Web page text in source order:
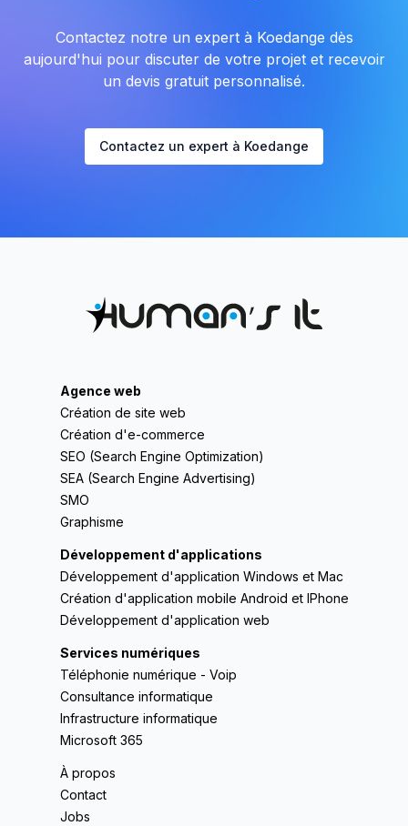
Contactez notre un expert à Koedange dès
aujourd'hui pour discuter de votre projet et recevoir
un devis gratuit personnalisé.
Contactez un expert à Koedange
Agence web
Création de site web
Création d'e-commerce
SEO (Search Engine Optimization)
SEA (Search Engine Advertising)
SMO
Graphisme
Développement d'applications
Développement d'application Windows et Mac
Création d'application mobile Android et IPhone
Développement d'application web
Services numériques
Téléphonie numérique - Voip
Consultance informatique
Infrastructure informatique
Microsoft 365
À propos
Contact
Jobs